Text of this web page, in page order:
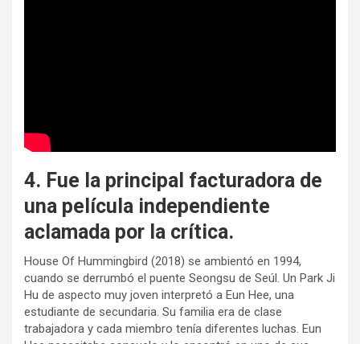
4. Fue la principal facturadora de
una película independiente
aclamada por la crítica.
House Of Hummingbird (2018) se ambientó en 1994,
cuando se derrumbó el puente Seongsu de Seúl. Un Park Ji
Hu de aspecto muy joven interpretó a Eun Hee, una
estudiante de secundaria. Su familia era de clase
trabajadora y cada miembro tenía diferentes luchas. Eun